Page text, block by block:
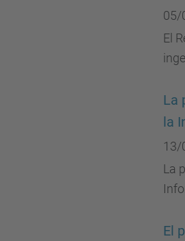
05/
El
La
la
13/
La
El